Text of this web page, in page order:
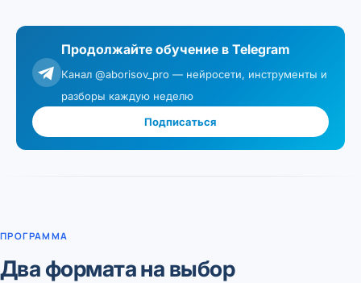
Продолжайте обучение в Telegram
Канал @aborisov_pro — нейросети, инструменты и
разборы каждую неделю
Подписаться
ПРОГРАММА
Два формата на выбор